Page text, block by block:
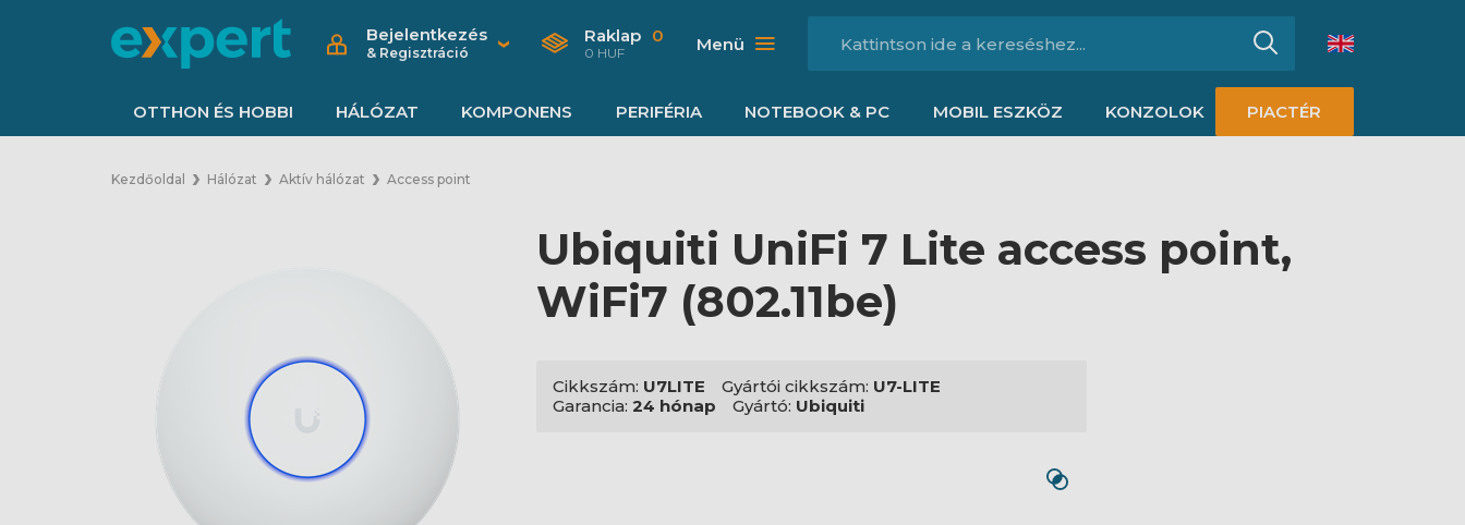
Bejelentkezés
& Regisztráció
Raklap 0
0 HUF Menü
OTTHON ÉS HOBBI HÁLÓZAT KOMPONENS PERIFÉRIA NOTEBOOK & PC MOBIL ESZKÖZ KONZOLOK PIACTÉR
Kezdőoldal Hálózat Aktív hálózat Access point
Ubiquiti UniFi 7 Lite access point,
WiFi7 (802.11be)
Cikkszám: U7LITE Gyártói cikkszám: U7-LITE
Garancia: 24 hónap Gyártó: Ubiquiti